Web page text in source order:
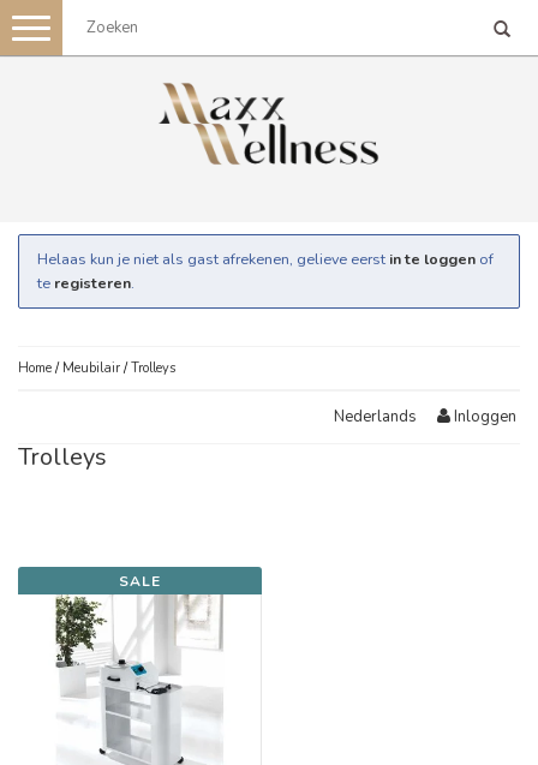
Toggle
navigation
Helaas kun je niet als gast afrekenen, gelieve eerst in te loggen of
te registeren.
Home / Meubilair /Trolleys
Nederlands Inloggen
Trolleys
SALE